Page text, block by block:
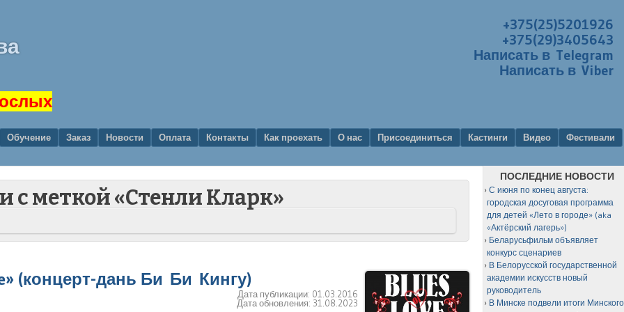
+375(25)5201926
+375(29)3405643
Написать в Telegram
Написать в Viber
Обучение Заказ Новости Оплата Контакты Как проехать О нас Присоединиться Кастинги Видео
Фестивали
с меткой «Стенли Кларк»
(концерт-дань Би Би Кингу)
Дата публикации: 01.03.2016
Дата обновления: 31.08.2023
ПОСЛЕДНИЕ НОВОСТИ
С июня по конец августа:
городская досуговая программа
для детей «Лето в городе» (aka
«Актёрский лагерь»)
Беларусьфильм объявляет
конкурс сценариев
В Белорусской государственной
академии искусств новый
руководитель
В Минске подвели итоги Минского